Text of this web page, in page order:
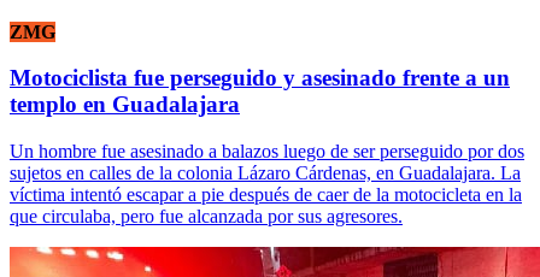
ZMG
Motociclista fue perseguido y asesinado frente a un
templo en Guadalajara
Un hombre fue asesinado a balazos luego de ser perseguido por dos
sujetos en calles de la colonia Lázaro Cárdenas, en Guadalajara. La
víctima intentó escapar a pie después de caer de la motocicleta en la
que circulaba, pero fue alcanzada por sus agresores.